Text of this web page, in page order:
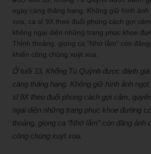
Ở tuổi 33, Khổng Tú Quỳnh được đánh
càng thăng hạng. Không giữ hình ảnh
sĩ 9X theo đuổi phong cách gợi cảm,
ngại diện những trang phục khoe đường
thoảng, giọng ca “Nhớ lắm” còn đăng ảnh
công chúng xuýt xoa.